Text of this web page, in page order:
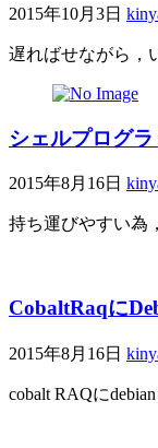
2015年10月3日
遅ればせながら，
シェルプログ
2015年8月16日
持ち運びやすい為
CobaltRaqに
2015年8月16日
cobalt RAQに